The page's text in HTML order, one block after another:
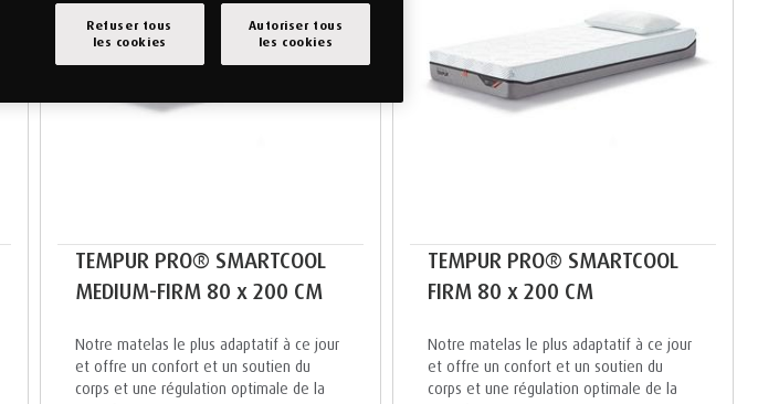
TEMPUR PRO® SMARTCOOL
MEDIUM-FIRM 80 x 200 CM
Notre matelas le plus adaptatif à ce jour
et offre un confort et un soutien du
corps et une régulation optimale de la
TEMPUR PRO® SMARTCOOL
FIRM 80 x 200 CM
Notre matelas le plus adaptatif à ce jour
et offre un confort et un soutien du
corps et une régulation optimale de la
Refuser tous
les cookies
Autoriser tous
les cookies